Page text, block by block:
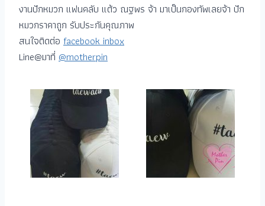
งานปักหมวก แฟนคลับ แต้ว ณฐพร จ้า มาเป็นกองทัพเลยจ้า ปัก
หมวกราคาถูก รับประกันคุณภาพ
สนใจติดต่อ facebook inbox
Line@มาที่ @motherpin